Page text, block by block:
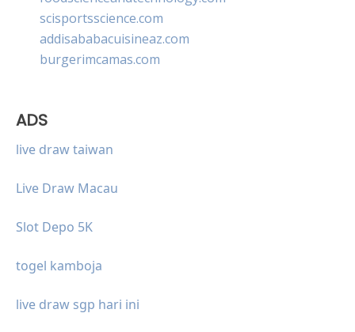
scisportsscience.com
addisababacuisineaz.com
burgerimcamas.com
ADS
live draw taiwan
Live Draw Macau
Slot Depo 5K
togel kamboja
live draw sgp hari ini